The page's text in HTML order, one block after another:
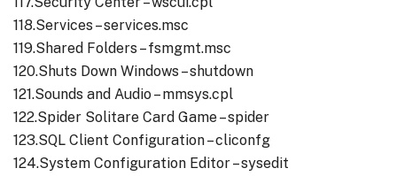
118.Services – services.msc
119.Shared Folders – fsmgmt.msc
120.Shuts Down Windows – shutdown
121.Sounds and Audio – mmsys.cpl
122.Spider Solitare Card Game – spider
123.SQL Client Configuration – cliconfg
124.System Configuration Editor – sysedit